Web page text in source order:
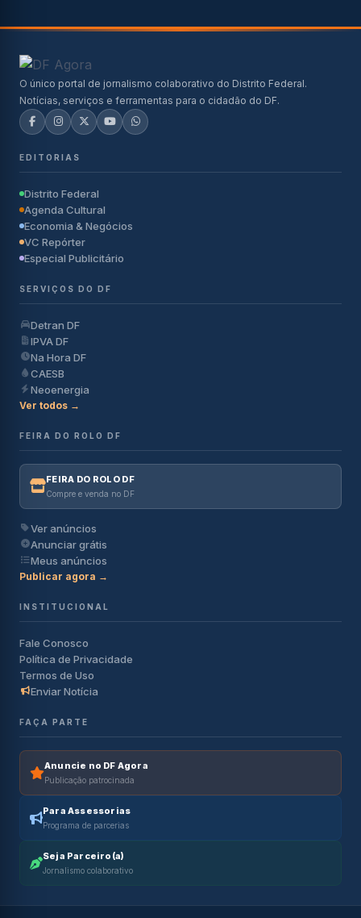
O único portal de jornalismo colaborativo do Distrito Federal.
Notícias, serviços e ferramentas para o cidadão do DF.
EDITORIAS
Distrito Federal
Agenda Cultural
Economia & Negócios
VC Repórter
Especial Publicitário
SERVIÇOS DO DF
Detran DF
IPVA DF
Na Hora DF
CAESB
Neoenergia
Ver todos →
FEIRA DO ROLO DF
FEIRA DO ROLO DF
Compre e venda no DF
Ver anúncios
Anunciar grátis
Meus anúncios
Publicar agora →
INSTITUCIONAL
Fale Conosco
Política de Privacidade
Termos de Uso
Enviar Notícia
FAÇA PARTE
Anuncie no DF Agora
Publicação patrocinada
Para Assessorias
Programa de parcerias
Seja Parceiro(a)
Jornalismo colaborativo